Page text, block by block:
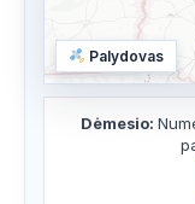
Palydovas
Dėmesio: